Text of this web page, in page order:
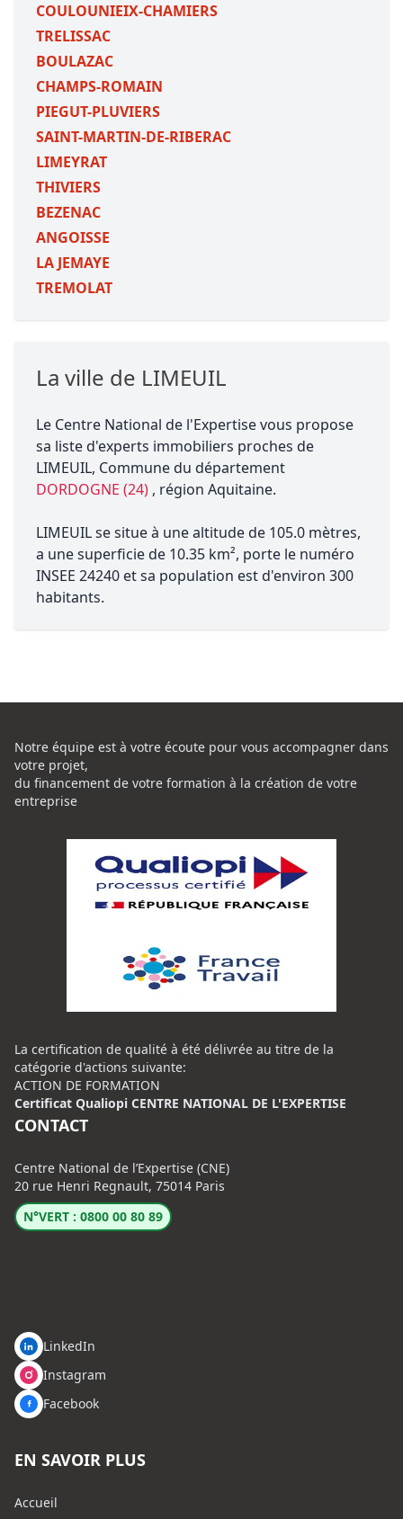
COULOUNIEIX-CHAMIERS
TRELISSAC
BOULAZAC
CHAMPS-ROMAIN
PIEGUT-PLUVIERS
SAINT-MARTIN-DE-RIBERAC
LIMEYRAT
THIVIERS
BEZENAC
ANGOISSE
LA JEMAYE
TREMOLAT
La ville de LIMEUIL
Le Centre National de l'Expertise vous propose
sa liste d'experts immobiliers proches de
LIMEUIL, Commune du département
DORDOGNE (24) , région Aquitaine.
LIMEUIL se situe à une altitude de 105.0 mètres,
a une superficie de 10.35 km², porte le numéro
INSEE 24240 et sa population est d'environ 300
habitants.
Notre équipe est à votre écoute pour vous accompagner dans
votre projet,
du financement de votre formation à la création de votre
entreprise
La certification de qualité à été délivrée au titre de la
catégorie d'actions suivante:
ACTION DE FORMATION
Certificat Qualiopi CENTRE NATIONAL DE L'EXPERTISE
CONTACT
Centre National de l’Expertise (CNE)
20 rue Henri Regnault, 75014 Paris
N°VERT : 0800 00 80 89
LinkedIn
Instagram
Facebook
EN SAVOIR PLUS
Accueil